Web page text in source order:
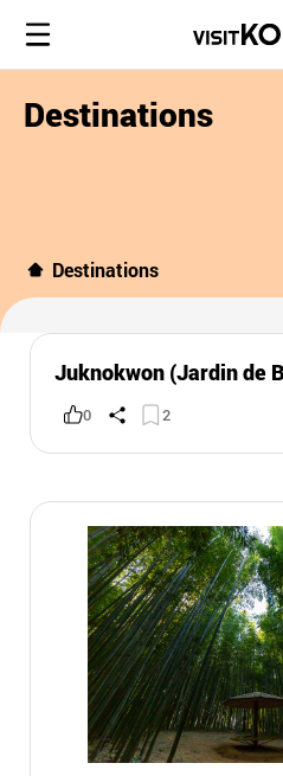
Destinations
Destinations
Juknokwon (Jardin de
0 2